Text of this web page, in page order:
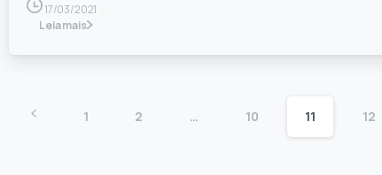
17/03/2021
Leia mais
1 2 … 10 11 12